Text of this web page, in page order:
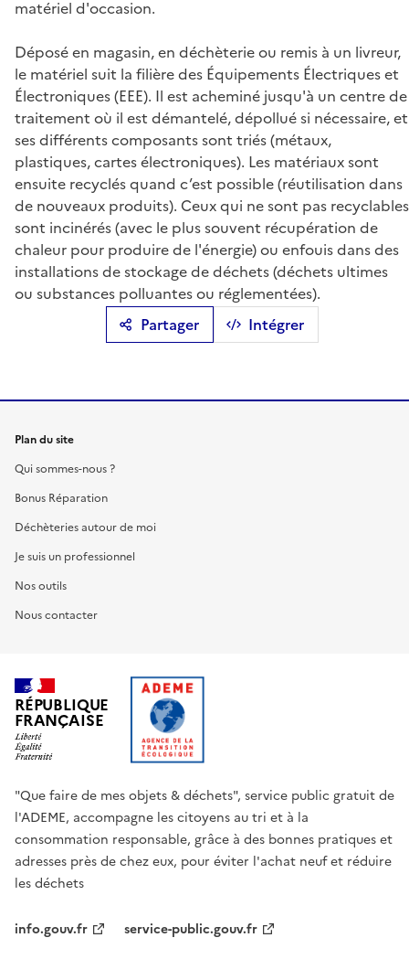
Partager Intégrer
matériel d'occasion.
Déposé en magasin, en déchèterie ou remis à un livreur,
le matériel suit la filière des Équipements Électriques et
Électroniques (EEE). Il est acheminé jusqu'à un centre de
traitement où il est démantelé, dépollué si nécessaire, et
ses différents composants sont triés (métaux,
plastiques, cartes électroniques). Les matériaux sont
ensuite recyclés quand c’est possible (réutilisation dans
de nouveaux produits). Ceux qui ne sont pas recyclables
sont incinérés (avec le plus souvent récupération de
chaleur pour produire de l'énergie) ou enfouis dans des
installations de stockage de déchets (déchets ultimes
ou substances polluantes ou réglementées).
Plan du site
Qui sommes-nous ?
Bonus Réparation
Déchèteries autour de moi
Je suis un professionnel
Nos outils
Nous contacter
RÉPUBLIQUE
FRANÇAISE
"Que faire de mes objets & déchets", service public gratuit de
l'ADEME, accompagne les citoyens au tri et à la
consommation responsable, grâce à des bonnes pratiques et
adresses près de chez eux, pour éviter l'achat neuf et réduire
les déchets
info.gouv.fr
service-public.gouv.fr